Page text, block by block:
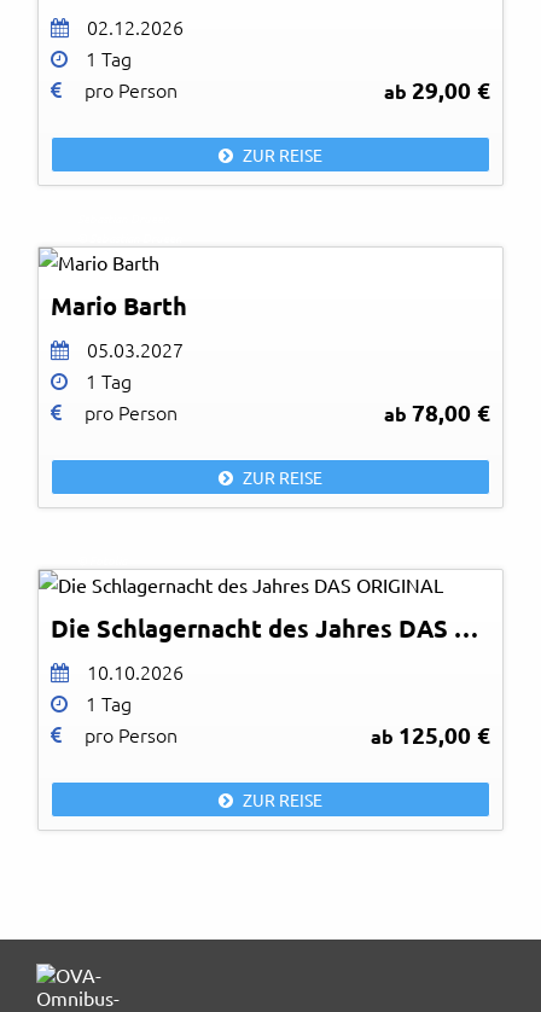
02.12.2026
1 Tag
pro Person
ab 29,00 €
ZUR REISE
Mario Barth
05.03.2027
1 Tag
pro Person
ab 78,00 €
ZUR REISE
Die Schlagernacht des Jahres DAS ORIGINAL
10.10.2026
1 Tag
pro Person
ab 125,00 €
ZUR REISE